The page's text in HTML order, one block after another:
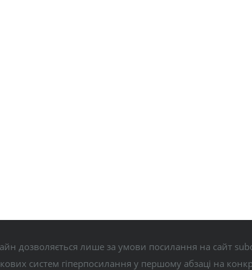
дозволяється лише за умови посилання на сайт
систем гіперпосилання у першому абзаці на